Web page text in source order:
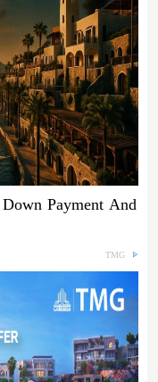
Payment And
TMG